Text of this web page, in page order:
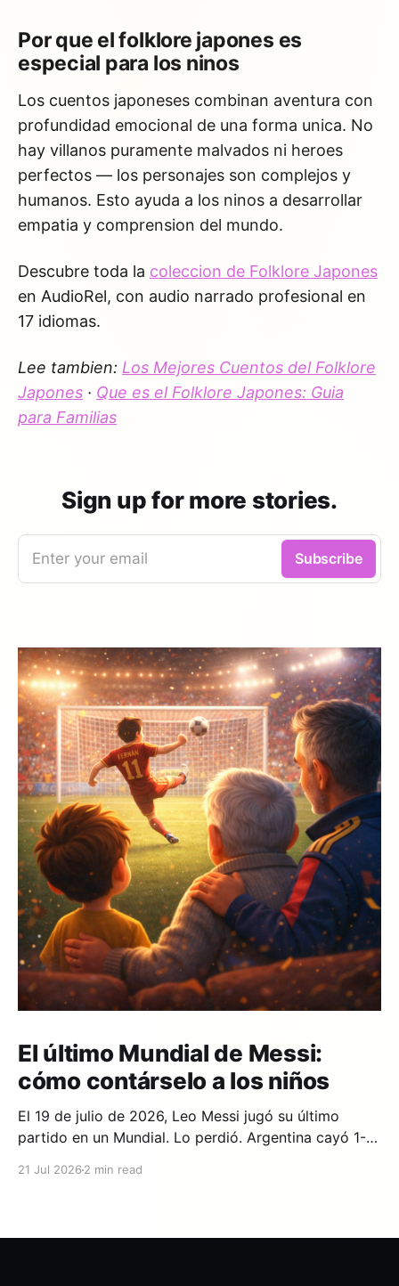
Por que el folklore japones es
especial para los ninos
Los cuentos japoneses combinan aventura con
profundidad emocional de una forma unica. No
hay villanos puramente malvados ni heroes
perfectos — los personajes son complejos y
humanos. Esto ayuda a los ninos a desarrollar
empatia y comprension del mundo.
Descubre toda la coleccion de Folklore Japones
en AudioRel, con audio narrado profesional en
17 idiomas.
Lee tambien: Los Mejores Cuentos del Folklore
Japones · Que es el Folklore Japones: Guia
para Familias
Sign up for more stories.
Enter your email Subscribe
El último Mundial de Messi:
cómo contárselo a los niños
El 19 de julio de 2026, Leo Messi jugó su último
partido en un Mundial. Lo perdió. Argentina cayó 1-0
21 Jul 2026 2 min read